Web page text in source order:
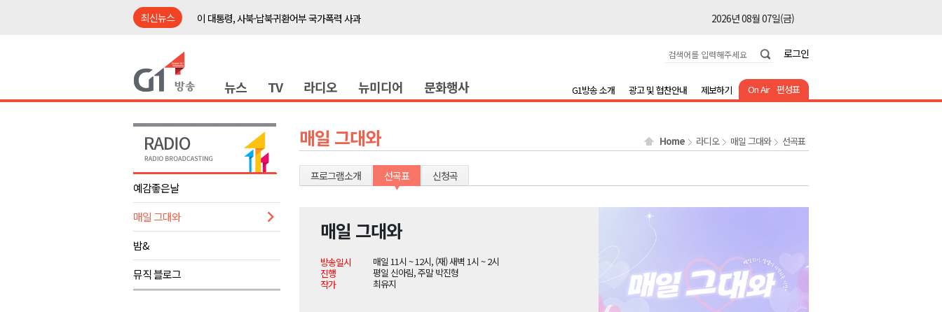
최신뉴스
이 대통령, 사북·납북귀환어부 국가폭력 사과
2026년 08월 07일(금)
2026년 08월 07일(금)
이광재 국회 예결위원장, 강릉시 초청 특별 강연
2026년 08월 07일(금)
육동한 시장, 국제스케이트장 춘천 유치 건의
영월군, 국·도비 확보 보고회 개최
2026년 08월 07일(금)
삼척 공공산후조리원 이전 시급
도-시군 첫 간담회..우상호 "하나된 공동체"
이 대통령, 사북·납북귀환어부 국가폭력 사과
여름축제 더위와 전쟁..물놀이 접목
2026년 08월 07일(금)
강원도, 최휘영 문체부장관과 정책간담회
2026년 08월 07일(금)
2026년 08월 07일(금)
로그인
뉴스 TV 라디오 뉴미디어 문화행사 On Air 편성표
G1방송 소개 광고 및 협찬안내 제보하기
예감좋은날
매일 그대와
밤&
뮤직 블로그
매일 그대와 Home 라디오 매일 그대와 선곡표
프로그램소개 선곡표 신청곡
매일 그대와
방송일시
매일 11시 ~ 12시, (재) 새벽 1시 ~ 2시
진행
평일 신아림, 주말 박진형
작가
최유지